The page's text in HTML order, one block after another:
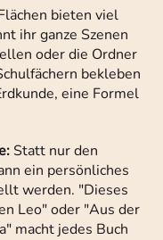
bieten viel
ihr ganze Szenen
oder die Ordner
bekleben
eine Formel
Statt nur den
ein persönliches
werden. "Dieses
Leo" oder "Aus der
macht jedes Buch